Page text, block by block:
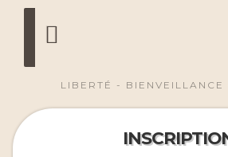
LIBERTÉ - BIENVEILLANCE